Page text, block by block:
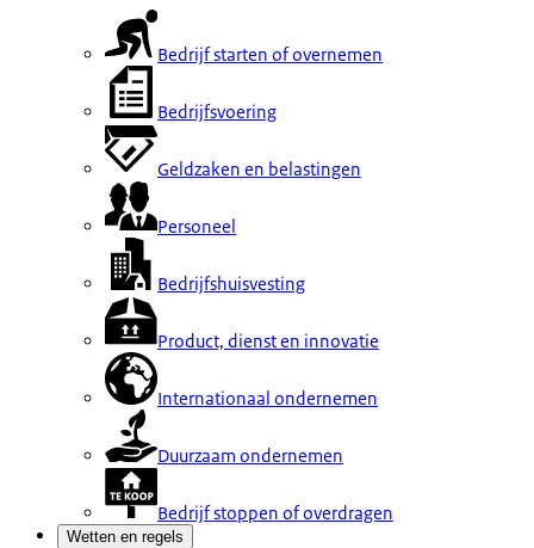
Bedrijf starten of overnemen
Bedrijfsvoering
Geldzaken en belastingen
Personeel
Bedrijfshuisvesting
Product, dienst en innovatie
Internationaal ondernemen
Duurzaam ondernemen
Bedrijf stoppen of overdragen
Wetten en regels